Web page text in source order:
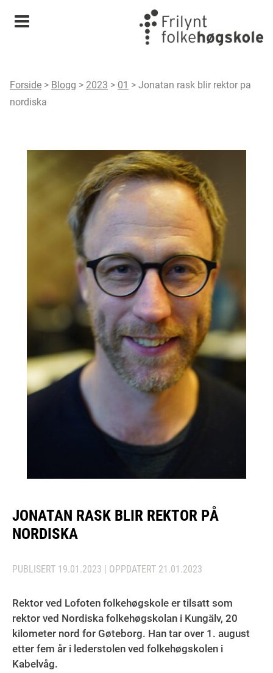
Meny
Forside > Blogg > 2023 > 01 >Jonatan rask blir rektor pa
nordiska
JONATAN RASK BLIR REKTOR PÅ
NORDISKA
PUBLISERT 19.01.2023 | OPPDATERT 21.01.2023
Rektor ved Lofoten folkehøgskole er tilsatt som
rektor ved Nordiska folkehøgskolan i Kungälv, 20
kilometer nord for Gøteborg. Han tar over 1. august
etter fem år i lederstolen ved folkehøgskolen i
Kabelvåg.